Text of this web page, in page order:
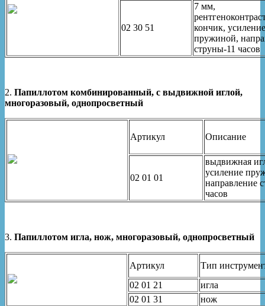
02 30 51
7 мм,
кончик, усиление
пружиной,
струны-11 часов
2. Папиллотом комбинированный, с выдвижной иглой,
многоразовый, однопросветный
Артикул Описание
02 01 01
выдвижная
усиление
направление
часов
3. Папиллотом игла, нож, многоразовый, однопросветный
Артикул
Тип
02 01 21
игла
02 01 31
нож